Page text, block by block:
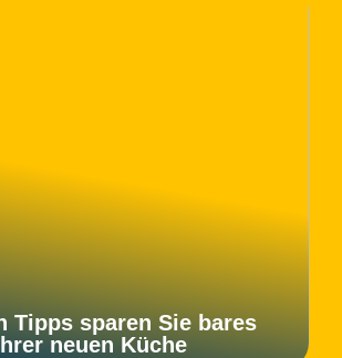
Tipps sparen Sie bares
neuen Küche